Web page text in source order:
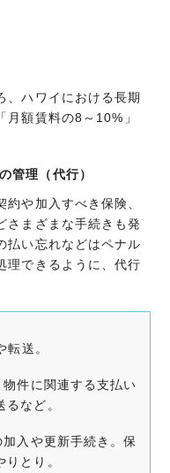
、ハワイにおける長期
額賃料の8～10%」
管理（代行）
や加入すべき保険、
さまざまな手続きも発
払い忘れなどはペナル
理できるように、代行
送。
物件に関連する支払い
など。
入や更新手続き。保
とり。